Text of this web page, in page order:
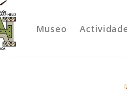
Museo